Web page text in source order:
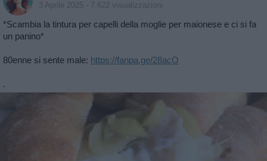
3 Aprile 2025 - 7.622 visualizzazioni
*Scambia la tintura per capelli della moglie per maionese e ci si fa
un panino*
80enne si sente male: https://fanpa.ge/28acO
.